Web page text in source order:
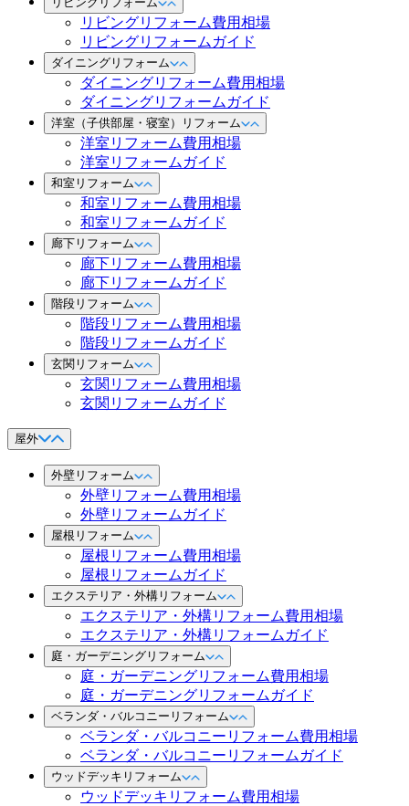
リビングリフォーム費用相場
リビングリフォームガイド
ダイニングリフォーム
ダイニングリフォーム費用相場
ダイニングリフォームガイド
洋室（子供部屋・寝室）リフォーム
洋室リフォーム費用相場
洋室リフォームガイド
和室リフォーム
和室リフォーム費用相場
和室リフォームガイド
廊下リフォーム
廊下リフォーム費用相場
廊下リフォームガイド
階段リフォーム
階段リフォーム費用相場
階段リフォームガイド
玄関リフォーム
玄関リフォーム費用相場
玄関リフォームガイド
屋外
外壁リフォーム
外壁リフォーム費用相場
外壁リフォームガイド
屋根リフォーム
屋根リフォーム費用相場
屋根リフォームガイド
エクステリア・外構リフォーム
エクステリア・外構リフォーム費用相場
エクステリア・外構リフォームガイド
庭・ガーデニングリフォーム
庭・ガーデニングリフォーム費用相場
庭・ガーデニングリフォームガイド
ベランダ・バルコニーリフォーム
ベランダ・バルコニーリフォーム費用相場
ベランダ・バルコニーリフォームガイド
ウッドデッキリフォーム
ウッドデッキリフォーム費用相場